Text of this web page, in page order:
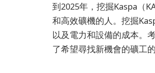
到2025年，挖掘Kaspa（
和高效礦機的人。挖掘
以及電力和設備的成本。
了希望尋找新機會的礦工的